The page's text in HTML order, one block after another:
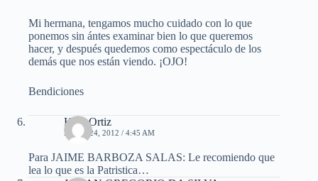
Mi hermana, tengamos mucho cuidado con lo que
ponemos sin ántes examinar bien lo que queremos
hacer, y después quedemos como espectáculo de los
demás que nos están viendo. ¡OJO!
Bendiciones
Kent Ortiz
ABRIL 24, 2012 / 4:45 AM
Para JAIME BARBOZA SALAS: Le recomiendo que
lea lo que es la Patristica…